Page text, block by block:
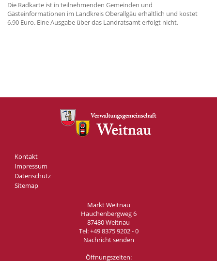
Die Radkarte ist in teilnehmenden Gemeinden und
Gästeinformationen im Landkreis Oberallgäu erhältlich und kostet
6,90 Euro. Eine Ausgabe über das Landratsamt erfolgt nicht.
Kontakt
Impressum
Datenschutz
Sitemap
Markt Weitnau
Hauchenbergweg 6
87480 Weitnau
Tel:+49 8375 9202 - 0
Nachricht senden
Öffnungszeiten: